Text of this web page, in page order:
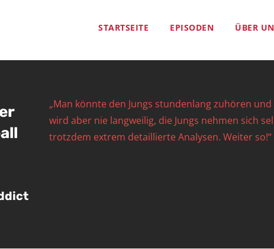
STARTSEITE EPISODEN ÜBER
„Man könnte den Jungs stundenlang zuhören
wird aber nie langweilig, die Jungs nehmen sich
trotzdem extrem detaillierte Analysen. Weiter so!“